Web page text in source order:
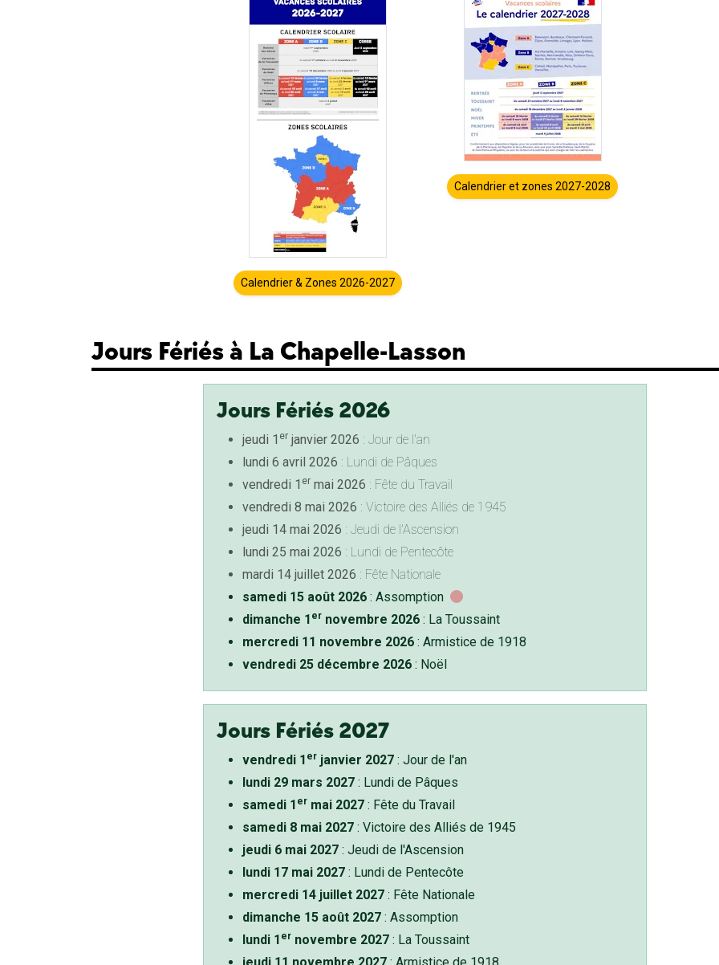
Calendrier & Zones 2026-2027
Calendrier et zones 2027-2028
Jours Fériés à La Chapelle-Lasson
Jours Fériés 2026
jeudi 1 erjanvier 2026 : Jour de l'an
lundi 6 avril 2026 : Lundi de Pâques
vendredi 1 ermai 2026 : Fête du Travail
vendredi 8 mai 2026 : Victoire des Alliés de 1945
jeudi 14 mai 2026 : Jeudi de l'Ascension
lundi 25 mai 2026 : Lundi de Pentecôte
mardi 14 juillet 2026 : Fête Nationale
samedi 15 août 2026: Assomption
dimanche 1 ernovembre 2026: La Toussaint
mercredi 11 novembre 2026: Armistice de 1918
vendredi 25 décembre 2026: Noël
Jours Fériés 2027
vendredi 1 erjanvier 2027: Jour de l'an
lundi 29 mars 2027: Lundi de Pâques
samedi 1 ermai 2027: Fête du Travail
samedi 8 mai 2027: Victoire des Alliés de 1945
jeudi 6 mai 2027: Jeudi de l'Ascension
lundi 17 mai 2027: Lundi de Pentecôte
mercredi 14 juillet 2027: Fête Nationale
dimanche 15 août 2027: Assomption
lundi 1 ernovembre 2027: La Toussaint
jeudi 11 novembre 2027: Armistice de 1918